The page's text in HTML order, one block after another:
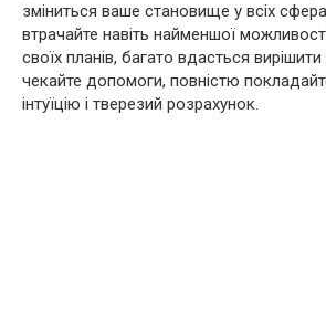
зміниться ваше становище у всіх
втрачайте навіть найменшої
своїх планів, багато вдасться
чекайте допомоги, повністю
інтуїцію і тверезий розрахунок.